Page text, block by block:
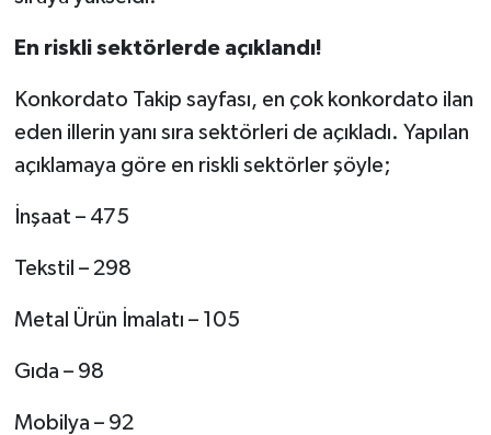
En riskli sektörlerde açıklandı!
Konkordato Takip sayfası, en çok konkordato ilan
eden illerin yanı sıra sektörleri de açıkladı. Yapılan
açıklamaya göre en riskli sektörler şöyle;
İnşaat – 475
Tekstil – 298
Metal Ürün İmalatı – 105
Gıda – 98
Mobilya – 92